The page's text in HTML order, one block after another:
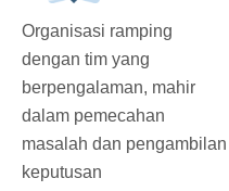
Organisasi ramping
dengan tim yang
berpengalaman, mahir
dalam pemecahan
masalah dan pengambilan
keputusan